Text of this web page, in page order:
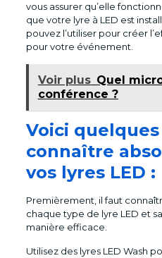
vous assurer qu’elle
que votre lyre à LED est
pouvez l’utiliser pour créer
pour votre événement.
Voir plus Quel
conférence ?
Voici
connaître
vos lyres LED :
Premièrement, il faut
chaque type de lyre LED et
manière efficace.
Utilisez des lyres LED Wash